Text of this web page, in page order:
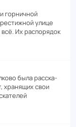
горни­чной
улице
Их распо­рядок
была расска­
хранящих свои